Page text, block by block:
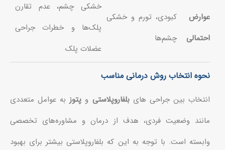
عوارض
احتمالی
کبودی، تورم و خشکی
چشم‌ها
خشکی چشم، عدم تقارن
پلک‌ها و خطرات جراحی
عضلات پلک
نحوه انتخاب روش درمانی مناسب
انتخاب بین جراحی هایبلفاروپلاستی و پتوزبه عوامل متعددی
مانند وضعیت فردی، هدف از درمان و مشاوره‌های تخصصی
وابسته است. با توجه به این که بلفاروپلاستی بیشتر برای بهبود